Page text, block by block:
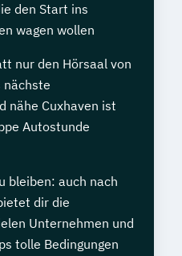
den Start ins
wagen wollen
nur den Hörsaal von
nächste
nähe Cuxhaven ist
Autostunde
bleiben: auch nach
dir die
Unternehmen und
tolle Bedingungen